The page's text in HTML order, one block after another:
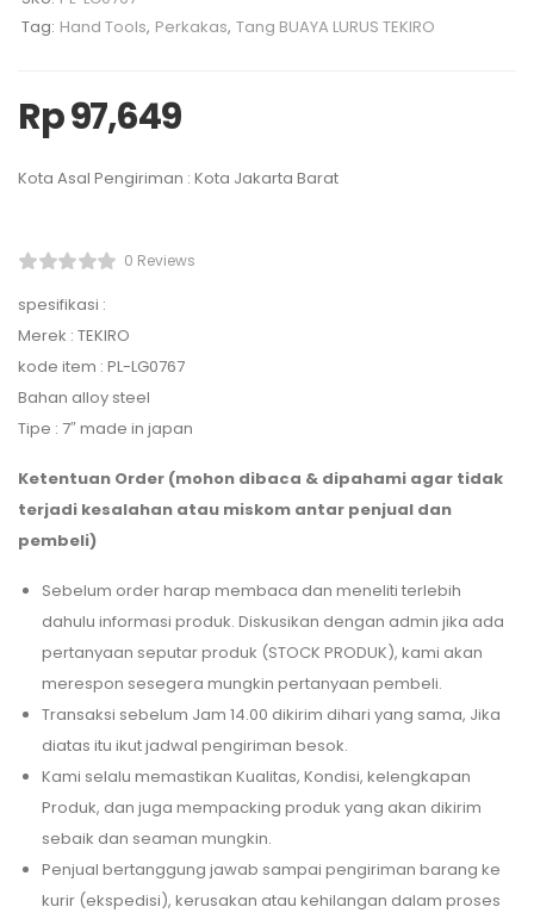
Tag: Hand Tools, Perkakas, Tang BUAYA LURUS TEKIRO
Rp97,649
Kota Asal Pengiriman : Kota Jakarta Barat
0 Reviews
spesifikasi :
Merek : TEKIRO
kode item : PL-LG0767
Bahan alloy steel
Tipe : 7″ made in japan
Ketentuan Order (mohon dibaca & dipahami agar tidak
terjadi kesalahan atau miskom antar penjual dan
pembeli)
Sebelum order harap membaca dan meneliti terlebih
dahulu informasi produk. Diskusikan dengan admin jika ada
pertanyaan seputar produk (STOCK PRODUK), kami akan
merespon sesegera mungkin pertanyaan pembeli.
Transaksi sebelum Jam 14.00 dikirim dihari yang sama, Jika
diatas itu ikut jadwal pengiriman besok.
Kami selalu memastikan Kualitas, Kondisi, kelengkapan
Produk, dan juga mempacking produk yang akan dikirim
sebaik dan seaman mungkin.
Penjual bertanggung jawab sampai pengiriman barang ke
kurir (ekspedisi), kerusakan atau kehilangan dalam proses